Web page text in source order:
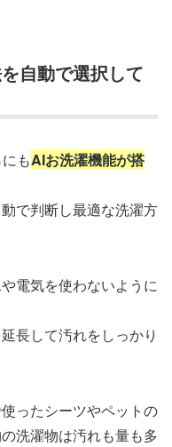
自動で選択して
もAIお洗濯機能が搭
で判断し最適な洗濯方
電気を使わないように
長して汚れをしっかり
ったシーツやペットの
洗濯物は汚れも量も多